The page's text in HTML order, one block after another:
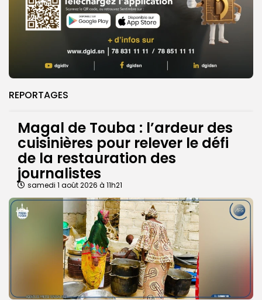
REPORTAGES
Magal de Touba : l’ardeur des
cuisinières pour relever le défi
de la restauration des
journalistes
samedi 1 août 2026 à 11h21